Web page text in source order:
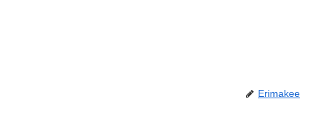
Erimakee